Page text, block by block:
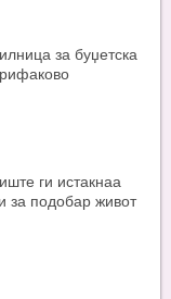
за буџетска
ги истакнаа
за подобар живот